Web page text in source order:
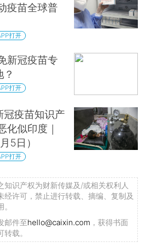
疫苗全球普
打开
新冠疫苗专
打开
冠疫苗知识产
化似印度｜
5日）
打开
知识产权为财新传媒及/或相关权利人
经许可，禁止进行转载、摘编、复制及
邮件至hello@caixin.com ，获得书面
载。